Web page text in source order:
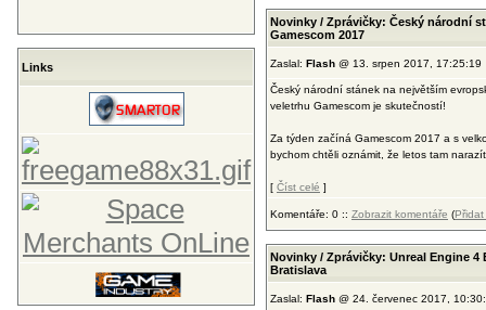
Links
Novinky / Zprávičky: Český národní
Gamescom 2017
Zaslal: Flash @ 13. srpen 2017, 17:25:19
Český národní stánek na největším
veletrhu Gamescom je skutečností!
Za týden začíná Gamescom 2017 a s
bychom chtěli oznámit, že letos tam
[ Číst celé ]
Komentáře: 0 :: Zobrazit komentáře (Přidat
Novinky / Zprávičky: Unreal Engine 4
Bratislava
Zaslal: Flash @ 24. červenec 2017,